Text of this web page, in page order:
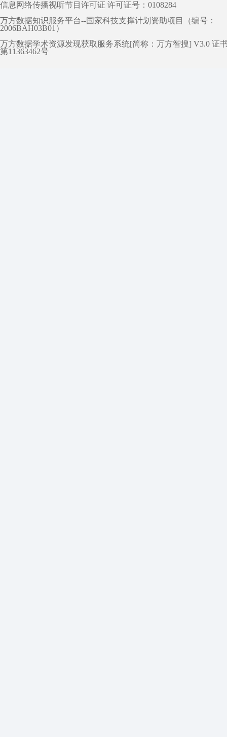
信息网络传播视听节目许可证 许可证号：0108284
万方数据知识服务平台--国家科技支撑计划资助项目（编号：
2006BAH03B01）
万方数据学术资源发现获取服务系统[简称：万方智搜] V3.0 证
第11363462号